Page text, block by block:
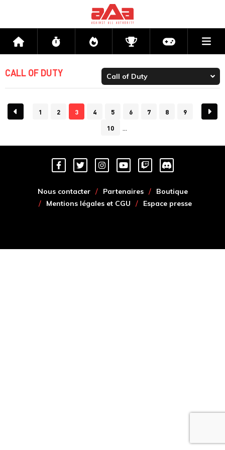
Accueil Flux Directs CompétitionsActu jeux
CALL OF DUTY
1 2 3 4 5 6 7 8
9
10
Nous contacter Partenaires
Boutique
Mentions légales et CGU
Espace presse